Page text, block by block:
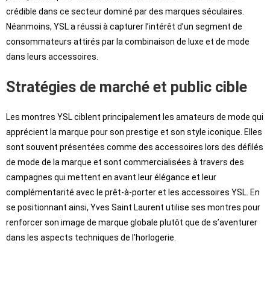
crédible dans ce secteur dominé par des marques séculaires.
Néanmoins, YSL a réussi à capturer l’intérêt d’un segment de
consommateurs attirés par la combinaison de luxe et de mode
dans leurs accessoires.
Stratégies de marché et public cible
Les montres YSL ciblent principalement les amateurs de mode qui
apprécient la marque pour son prestige et son style iconique. Elles
sont souvent présentées comme des accessoires lors des défilés
de mode de la marque et sont commercialisées à travers des
campagnes qui mettent en avant leur élégance et leur
complémentarité avec le prêt-à-porter et les accessoires YSL. En
se positionnant ainsi, Yves Saint Laurent utilise ses montres pour
renforcer son image de marque globale plutôt que de s’aventurer
dans les aspects techniques de l’horlogerie.